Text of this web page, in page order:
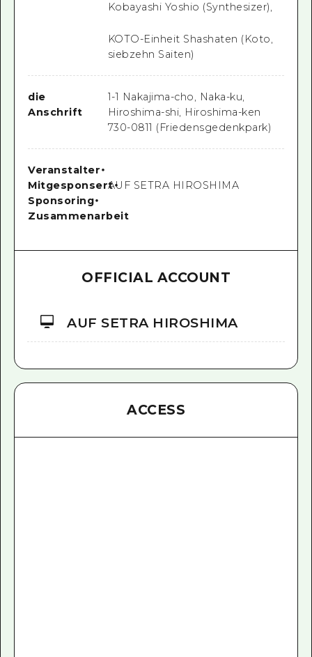
Kobayashi Yoshio (Synthesizer),
KOTO-Einheit Shashaten (Koto,
siebzehn Saiten)
die
Anschrift
1-1 Nakajima-cho, Naka-ku,
Hiroshima-shi, Hiroshima-ken
730-0811 (Friedensgedenkpark)
Veranstalter・
Mitgesponsert・
Sponsoring・
Zusammenarbeit
AUF SETRA HIROSHIMA
OFFICIAL ACCOUNT
AUF SETRA HIROSHIMA
ACCESS